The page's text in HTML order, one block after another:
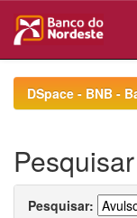
navigationDSpace - BNB -
Pesquisar
Pesquisar: